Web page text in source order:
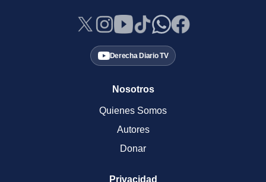
Derecha Diario TV
Nosotros
Quienes Somos
Autores
Donar
Privacidad